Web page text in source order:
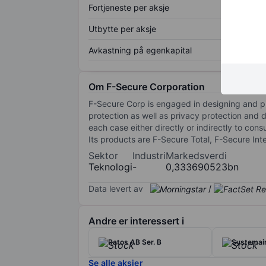
Fortjeneste per aksje
Utbytte per aksje
Avkastning på egenkapital
Om F-Secure Corporation
F-Secure Corp is engaged in designing and
protection as well as privacy protection and
each case either directly or indirectly to
Its products are F-Secure Total, F-Secure
Sektor
Teknologi
Industri
-
Markedsverdi
0,333690523bn
Data levert av /
Andre er interessert i
Ratos AB Ser. B
Se alle aksjer